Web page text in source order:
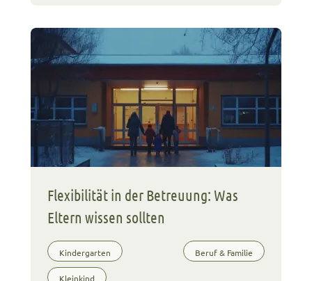
Flexibilität in der Betreuung: Was
Eltern wissen sollten
Kindergarten Beruf & Familie
Kleinkind